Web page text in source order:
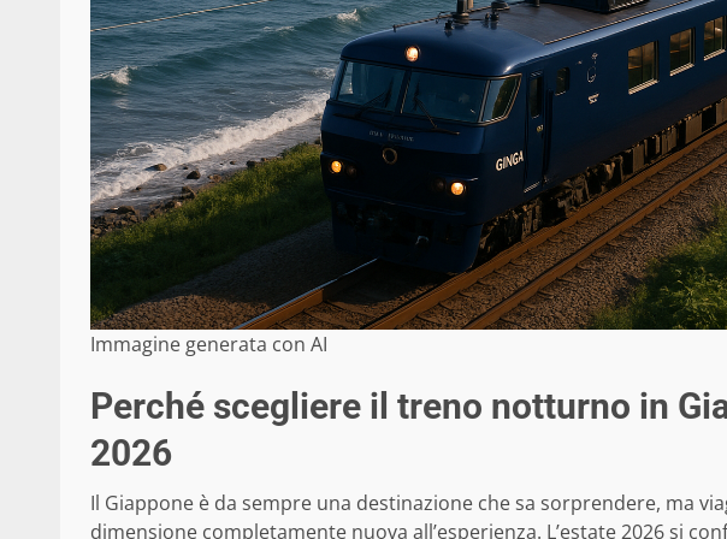
Immagine generata con AI
Perché scegliere il treno notturno in
2026
Il Giappone è da sempre una destinazione che sa sorprendere, ma
dimensione completamente nuova all’esperienza. L’estate 2026 si